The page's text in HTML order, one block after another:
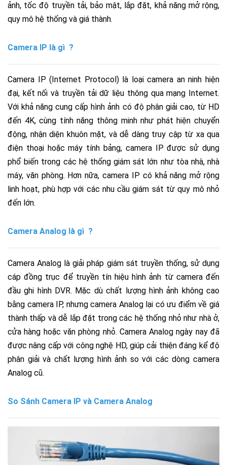
ảnh, tốc độ truyền tải, bảo mật, lắp đặt, khả năng mở rộng,
quy mô hệ thống và giá thành.
Camera IP là gì ?
Camera IP (Internet Protocol) là loại camera an ninh hiện
đại, kết nối và truyền tải dữ liệu thông qua mạng Internet.
Với khả năng cung cấp hình ảnh có độ phân giải cao, từ HD
đến 4K, cùng tính năng thông minh như phát hiện chuyển
động, nhận diện khuôn mặt, và dễ dàng truy cập từ xa qua
điện thoại hoặc máy tính bảng, camera IP được sử dụng
phổ biến trong các hệ thống giám sát lớn như tòa nhà, nhà
máy, văn phòng. Hơn nữa, camera IP có khả năng mở rộng
linh hoạt, phù hợp với các nhu cầu giám sát từ quy mô nhỏ
đến lớn.
Camera Analog là gì ?
Camera Analog là giải pháp giám sát truyền thống, sử dụng
cáp đồng trục để truyền tín hiệu hình ảnh từ camera đến
đầu ghi hình DVR. Mặc dù chất lượng hình ảnh không cao
bằng camera IP, nhưng camera Analog lại có ưu điểm về giá
thành thấp và dễ lắp đặt trong các hệ thống nhỏ như nhà ở,
cửa hàng hoặc văn phòng nhỏ. Camera Analog ngày nay đã
được nâng cấp với công nghệ HD, giúp cải thiện đáng kể độ
phân giải và chất lượng hình ảnh so với các dòng camera
Analog cũ.
So Sánh Camera IP và Camera Analog